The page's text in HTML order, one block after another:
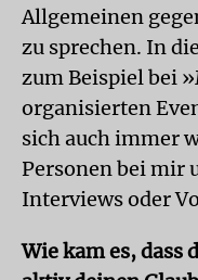
Allgemeinen
zu sprechen. In
zum Beispiel bei
organisierten
sich auch immer
Personen bei mir
Interviews oder
Wie kam es, dass